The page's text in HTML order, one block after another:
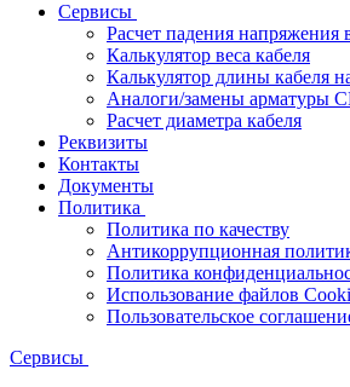
Сервисы
Расчет падения напряжения
Калькулятор веса кабеля
Калькулятор длины кабеля
Аналоги/замены арматуры
Расчет диаметра кабеля
Реквизиты
Контакты
Документы
Политика
Политика по качеству
Антикоррупционная
Политика
Использование файлов
Пользовательское
Сервисы